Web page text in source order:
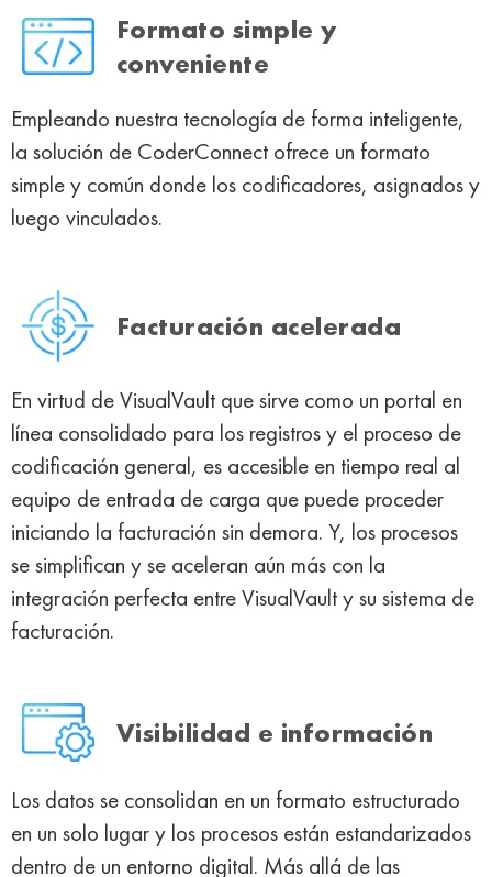
Formato simple y
conveniente
Empleando nuestra tecnología de forma inteligente,
la solución de CoderConnect ofrece un formato
simple y común donde los codificadores, asignados y
luego vinculados.
Facturación acelerada
En virtud de VisualVault que sirve como un portal en
línea consolidado para los registros y el proceso de
codificación general, es accesible en tiempo real al
equipo de entrada de carga que puede proceder
iniciando la facturación sin demora. Y, los procesos
se simplifican y se aceleran aún más con la
integración perfecta entre VisualVault y su sistema de
facturación.
Visibilidad e información
Los datos se consolidan en un formato estructurado
en un solo lugar y los procesos están estandarizados
dentro de un entorno digital. Más allá de las